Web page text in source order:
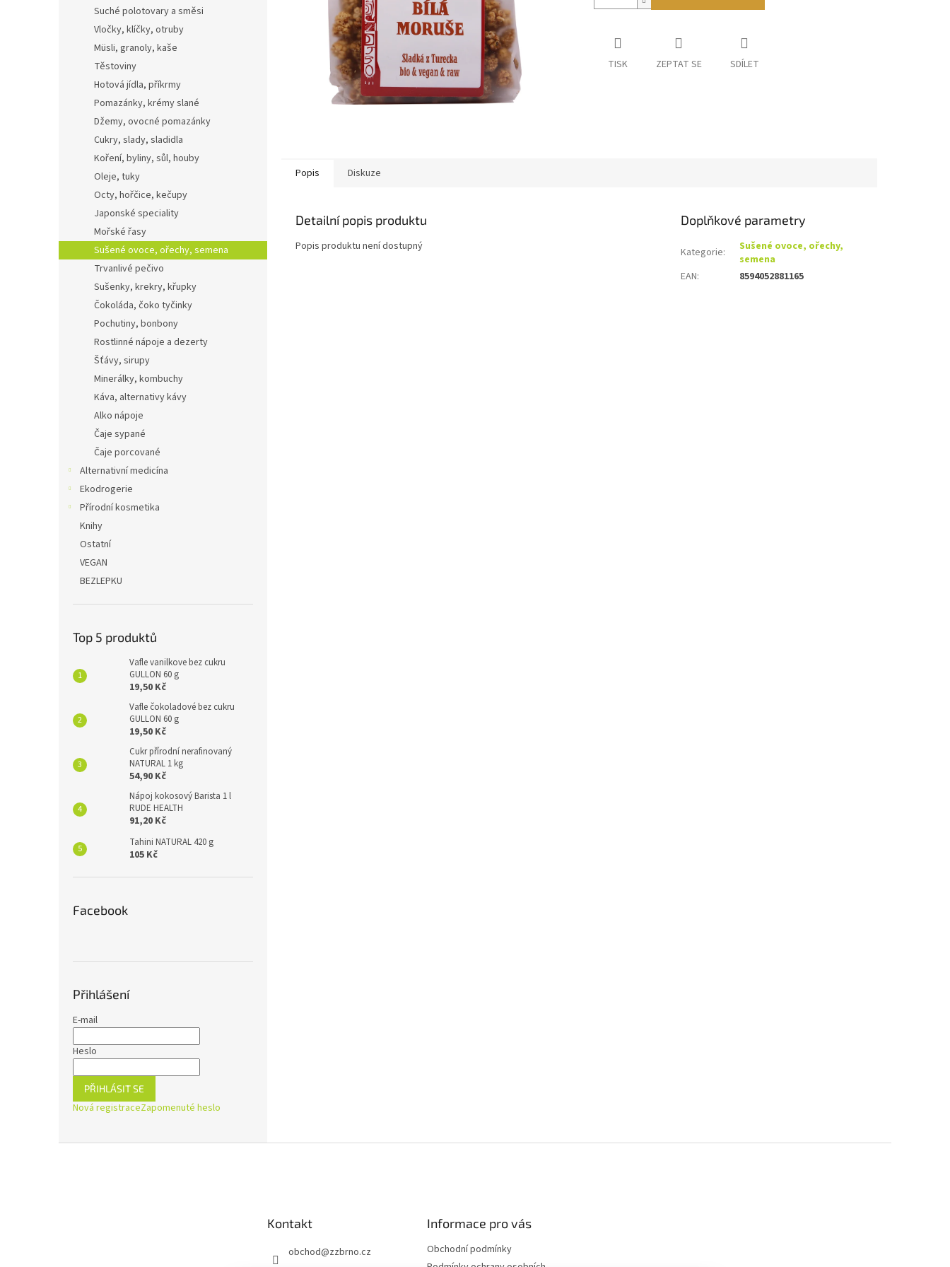
Suché polotovary a směsi
Vločky, klíčky, otruby
Müsli, granoly, kaše
Těstoviny
Hotová jídla, příkrmy
Pomazánky, krémy slané
Džemy, ovocné pomazánky
Cukry, slady, sladidla
Koření, byliny, sůl, houby
Oleje, tuky
Octy, hořčice, kečupy
Japonské speciality
Mořské řasy
Sušené ovoce, ořechy, semena
Trvanlivé pečivo
Sušenky, krekry, křupky
Čokoláda, čoko tyčinky
Pochutiny, bonbony
Rostlinné nápoje a dezerty
Šťávy, sirupy
Minerálky, kombuchy
Káva, alternativy kávy
Alko nápoje
Čaje sypané
Čaje porcované
Alternativní medicína
Ekodrogerie
Přírodní kosmetika
Knihy
Ostatní
VEGAN
BEZLEPKU
Top 5 produktů
Vafle vanilkove bez cukru
GULLON 60 g
19,50 Kč
Vafle čokoladové bez cukru
GULLON 60 g
19,50 Kč
Cukr přírodní nerafinovaný
NATURAL 1 kg
54,90 Kč
Nápoj kokosový Barista 1 l
RUDE HEALTH
91,20 Kč
Tahini NATURAL 420 g
105 Kč
Facebook
Přihlášení
E-mail
Heslo
PŘIHLÁSIT SE
Nová registraceZapomenuté heslo
TISK ZEPTAT SE SDÍLET
Popis Diskuze
Detailní popis produktu
Popis produktu není dostupný
Doplňkové parametry
Kategorie:
Sušené ovoce, ořechy,
semena
EAN: 8594052881165
Kontakt
obchod@zzbrno.cz
Informace pro vás
Obchodní podmínky